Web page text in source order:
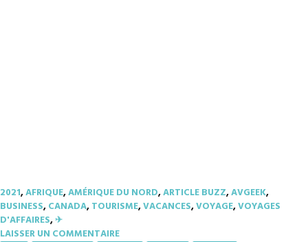
2021,AFRIQUE,AMÉRIQUE DU NORD,ARTICLE BUZZ,AVGEEK,
BUSINESS,CANADA,TOURISME,VACANCES,VOYAGE,VOYAGES
D'AFFAIRES,✈︎
LAISSER UN COMMENTAIRE